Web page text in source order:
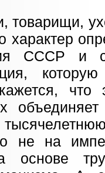
товарищи,
характер
СССР и
что
не на